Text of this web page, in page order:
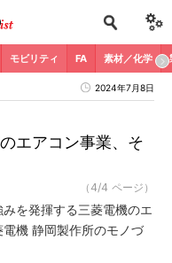
モビリティ FA 素材／化学
2024年7月8日
エアコン事業、そ
（4/4 ページ）
を発揮する三菱電機のエ
機 静岡製作所のモノづ